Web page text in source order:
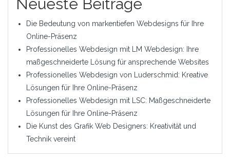
Neueste Beiträge
Die Bedeutung von markentiefen Webdesigns für Ihre
Online-Präsenz
Professionelles Webdesign mit LM Webdesign: Ihre
maßgeschneiderte Lösung für ansprechende Websites
Professionelles Webdesign von Luderschmid: Kreative
Lösungen für Ihre Online-Präsenz
Professionelles Webdesign mit LSC: Maßgeschneiderte
Lösungen für Ihre Online-Präsenz
Die Kunst des Grafik Web Designers: Kreativität und
Technik vereint